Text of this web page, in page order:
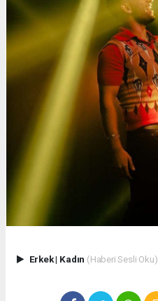
Erkek| Kadın (Haberi Sesli Oku)